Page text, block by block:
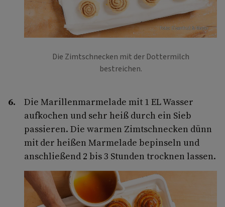
Foto: Eisenhut & Mayer
Die Zimtschnecken mit der Dottermilch
bestreichen.
Die Marillenmarmelade mit 1 EL Wasser
aufkochen und sehr heiß durch ein Sieb
passieren. Die warmen Zimtschnecken dünn
mit der heißen Marmelade bepinseln und
anschließend 2 bis 3 Stunden trocknen lassen.